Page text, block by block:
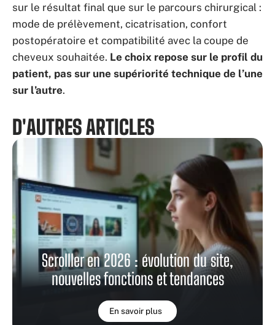
sur le résultat final que sur le parcours chirurgical :
mode de prélèvement, cicatrisation, confort
postopératoire et compatibilité avec la coupe de
cheveux souhaitée. Le choix repose sur le profil du
patient, pas sur une supériorité technique de l’une
sur l’autre.
D'AUTRES ARTICLES
Scrolller en 2026 : évolution du site,
nouvelles fonctions et tendances
En savoir plus